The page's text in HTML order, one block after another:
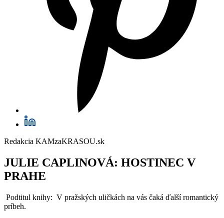
Redakcia KAMzaKRASOU.sk
JULIE CAPLINOVÁ: HOSTINEC V
PRAHE
Podtitul knihy: V pražských uličkách na vás čaká ďalší romantický
príbeh.